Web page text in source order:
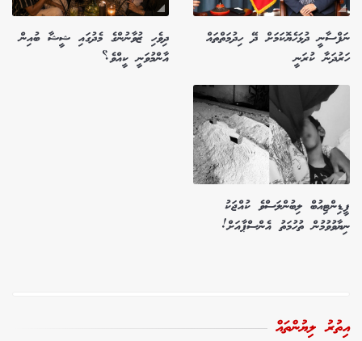
ނަފްސާނީ ދުޅަހެޔޮކަމަށް ދޭ ހިދުމަތްތައް
ހަރުދަނާ ކުރަނީ
ދިވެހި ޒުވާނުންގެ މެދުގައި ޝީޝާ ބުއިން
އާންމުވަނީ ކީއްވެ؟
ފީޑިންޓިއުބް ލިބުންލަސްވެ ކުއްޖަކު
ނިޔާވުވުމުން ތުހުމަތު އެންސްޕާއަށް!
އިތުރު ލިޔުންތައް